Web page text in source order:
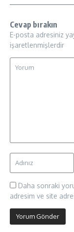
Cevap bırakın
E-posta adresiniz
işaretlenmişlerdir
Daha sonraki
adresim ve site